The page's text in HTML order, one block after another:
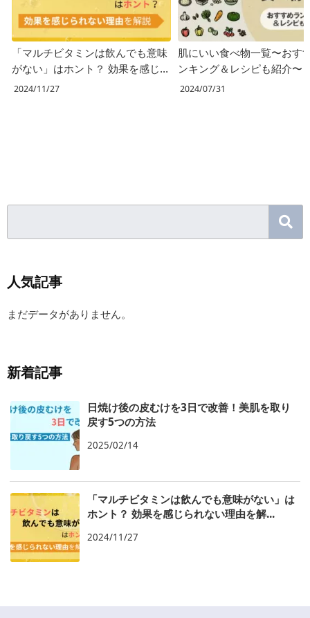
「マルチビタミンは飲んでも意味
がない」はホント？ 効果を感じ
られない理由を解説
2024/11/27
肌にいい食べ物一覧〜おす
ンキング＆レシピも紹介〜
2024/07/31
人気記事
まだデータがありません。
新着記事
日焼け後の皮むけを3日で改善！美肌を取り
戻す5つの方法
2025/02/14
「マルチビタミンは飲んでも意味がない」は
ホント？ 効果を感じられない理由を解...
2024/11/27